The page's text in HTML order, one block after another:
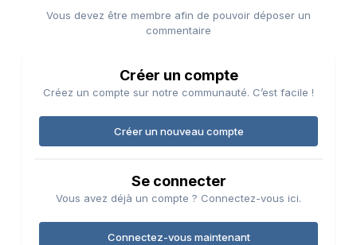
Vous devez être membre afin de pouvoir déposer un
commentaire
Créer un compte
Créez un compte sur notre communauté. C’est facile !
Créer un nouveau compte
Se connecter
Vous avez déjà un compte ? Connectez-vous ici.
Connectez-vous maintenant